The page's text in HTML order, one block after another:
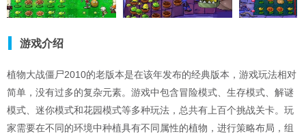
游戏介绍
植物大战僵尸2010的老版本是在该年发布的经典版本，游戏玩法相对
简单，没有过多的复杂元素。游戏中包含冒险模式、生存模式、解谜
模式、迷你模式和花园模式等多种玩法，总共有上百个挑战关卡。玩
家需要在不同的环境中种植具有不同属性的植物，进行策略布局，组